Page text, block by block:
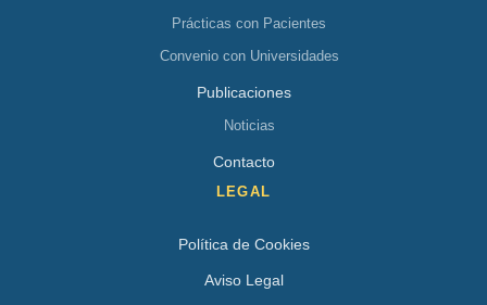
Prácticas con Pacientes
Convenio con Universidades
Publicaciones
Noticias
Contacto
LEGAL
Política de Cookies
Aviso Legal